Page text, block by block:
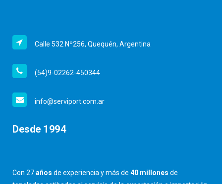
Calle 532 Nº256, Quequén, Argentina
(54)9-02262-450344
info@serviport.com.ar
Desde 1994
Con 27años de experiencia y más de 40 millones de